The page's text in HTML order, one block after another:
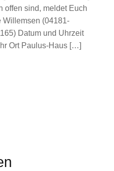
offen sind, meldet Euch
Willemsen (04181-
Datum und Uhrzeit
Ort Paulus-Haus […]